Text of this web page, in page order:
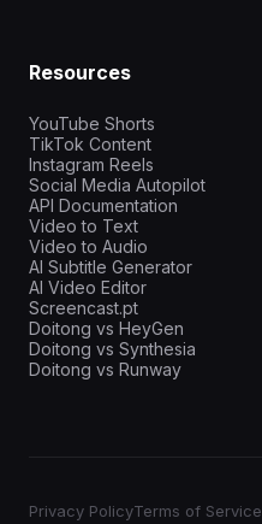
Resources
YouTube Shorts
TikTok Content
Instagram Reels
Social Media Autopilot
API Documentation
Video to Text
Video to Audio
AI Subtitle Generator
AI Video Editor
Screencast.pt
Doitong vs HeyGen
Doitong vs Synthesia
Doitong vs Runway
Privacy PolicyTerms of Service